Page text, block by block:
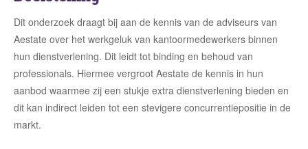
Dit onderzoek draagt bij aan de kennis van de adviseurs van
Aestate over het werkgeluk van kantoormedewerkers binnen
hun dienstverlening. Dit leidt tot binding en behoud van
professionals. Hiermee vergroot Aestate de kennis in hun
aanbod waarmee zij een stukje extra dienstverlening bieden en
dit kan indirect leiden tot een stevigere concurrentiepositie in de
markt.